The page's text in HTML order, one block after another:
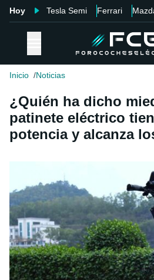
Hoy Tesla Semi Ferrari
Inicio Noticias
¿Quién ha dicho
patinete eléctrico
potencia y alcanza